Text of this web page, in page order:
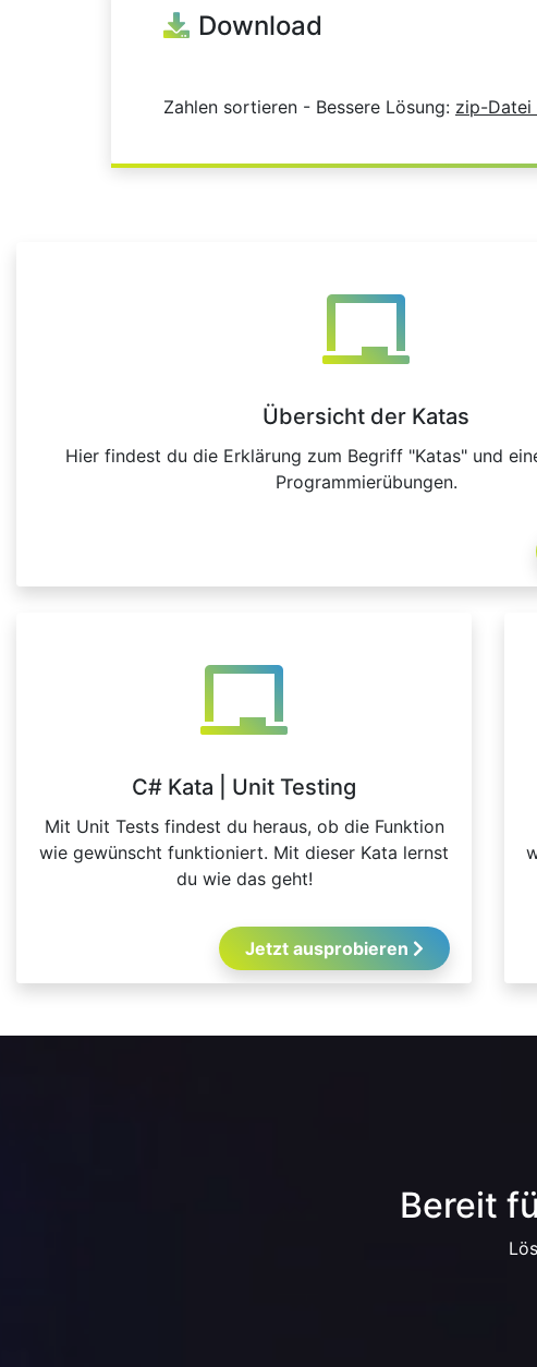
Download
Zahlen sortieren - Bessere Lösung: zip-Datei
Übersicht der Katas
Hier findest du die Erklärung zum Begriff "Katas" und
Programmierübungen.
C# Kata | Unit Testing
Mit Unit Tests findest du heraus, ob die Funktion
wie gewünscht funktioniert. Mit dieser Kata lernst
du wie das geht!
Jetzt ausprobieren
Bereit